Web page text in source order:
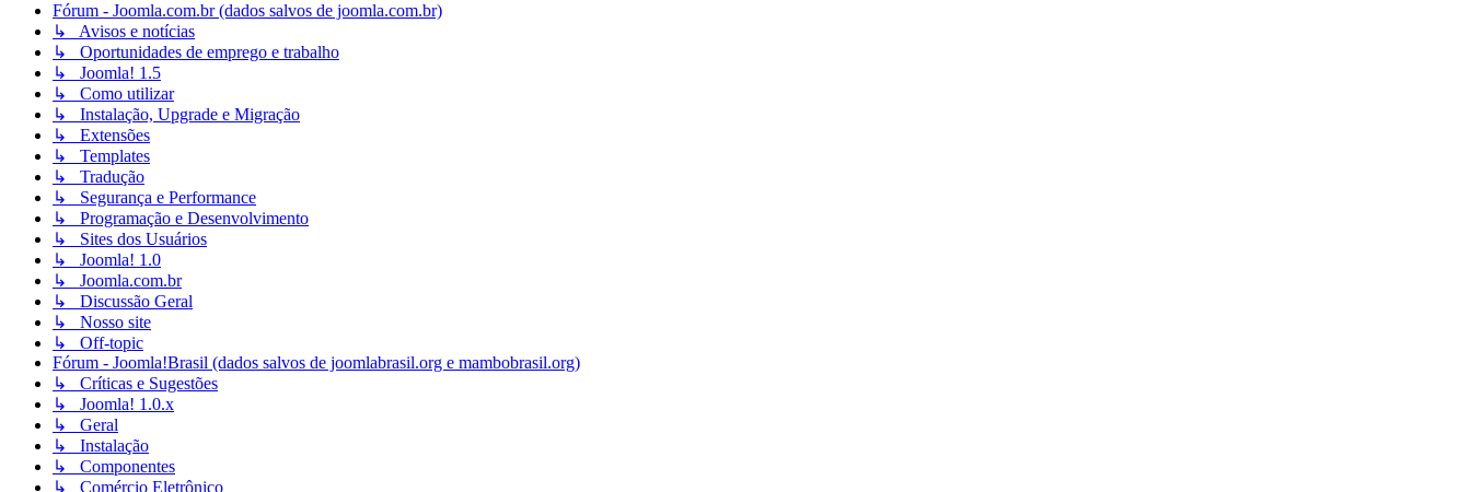
Fórum - Joomla.com.br (dados salvos de joomla.com.br)
↳ Avisos e notícias
↳ Oportunidades de emprego e trabalho
↳ Joomla! 1.5
↳ Como utilizar
↳ Instalação, Upgrade e Migração
↳ Extensões
↳ Templates
↳ Tradução
↳ Segurança e Performance
↳ Programação e Desenvolvimento
↳ Sites dos Usuários
↳ Joomla! 1.0
↳ Joomla.com.br
↳ Discussão Geral
↳ Nosso site
↳ Off-topic
Fórum - Joomla!Brasil (dados salvos de joomlabrasil.org e mambobrasil.org)
↳ Críticas e Sugestões
↳ Joomla! 1.0.x
↳ Geral
↳ Instalação
↳ Componentes
↳ Comércio Eletrônico